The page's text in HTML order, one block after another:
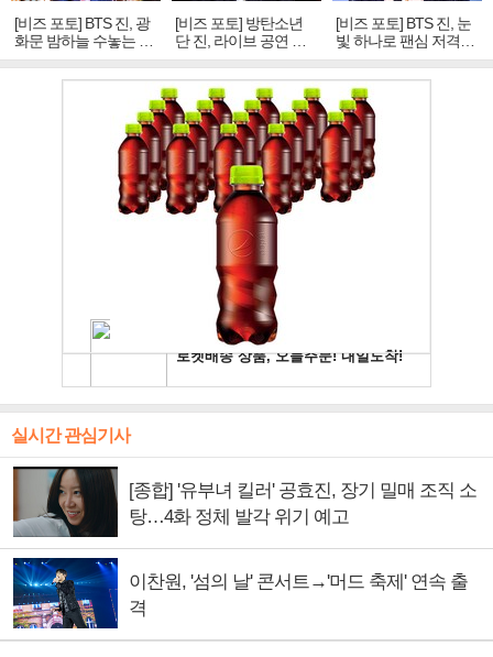
[비즈 포토] BTS 진, 광
화문 밤하늘 수놓는 '비
주얼 킹'의 열창
[비즈 포토] 방탄소년
단 진, 라이브 공연 중
빛나는 독보적 아우라
[비즈 포토] BTS 진, 눈
빛 하나로 팬심 저격…
독보적 카리스마
실시간 관심기사
[종합] '유부녀 킬러' 공효진, 장기 밀매 조직 소
탕…4화 정체 발각 위기 예고
이찬원, '섬의 날' 콘서트→'머드 축제' 연속 출
격